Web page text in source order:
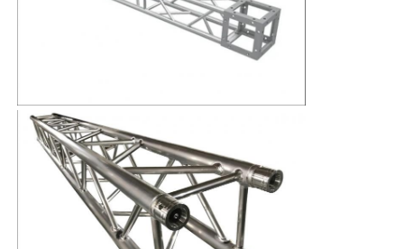
botte en aluminium de broche
Traverse carrée de boulon en aluminium